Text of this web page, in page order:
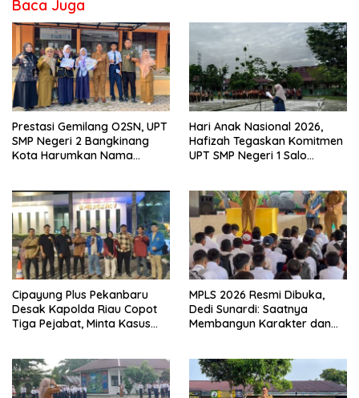
Baca Juga
Prestasi Gemilang O2SN, UPT
SMP Negeri 2 Bangkinang
Kota Harumkan Nama
Hari Anak Nasional 2026,
Hafizah Tegaskan Komitmen
UPT SMP Negeri 1 Salo
Cipayung Plus Pekanbaru
Desak Kapolda Riau Copot
Tiga Pejabat, Minta Kasus
MPLS 2026 Resmi Dibuka,
Dedi Sunardi: Saatnya
Membangun Karakter dan